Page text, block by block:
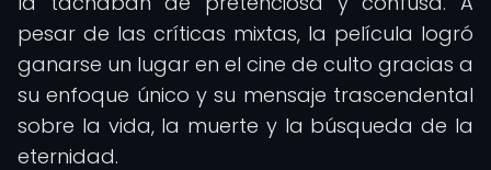
pesar de las críticas mixtas, la película logró
ganarse un lugar en el cine de culto gracias a
su enfoque único y su mensaje trascendental
sobre la vida, la muerte y la búsqueda de la
eternidad.